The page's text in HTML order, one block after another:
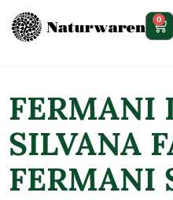
contenuto 0
FERMANI
SILVANA
FERMANI